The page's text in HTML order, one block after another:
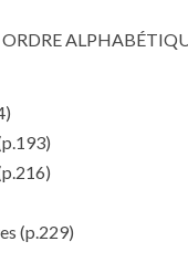
ORDRE
(p.229)